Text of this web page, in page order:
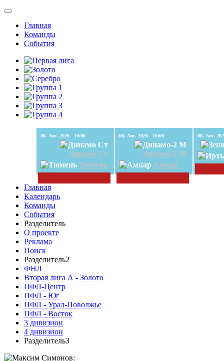
Главная
Команды
События
08. Авг. 2026 10:00
Динамо Ст
Тюмень
08. Авг. 2026 10:00
Динамо-2 М
Амкар
Главная
Календарь
Команды
События
Разделитель
О проекте
Реклама
Поиск
Разделитель2
ФНЛ
Вторая лига А - Золото
ПФЛ-Центр
ПФЛ - Юг
ПФЛ - Урал-Поволжье
ПФЛ - Восток
3 дивизион
4 дивизион
Разделитель3